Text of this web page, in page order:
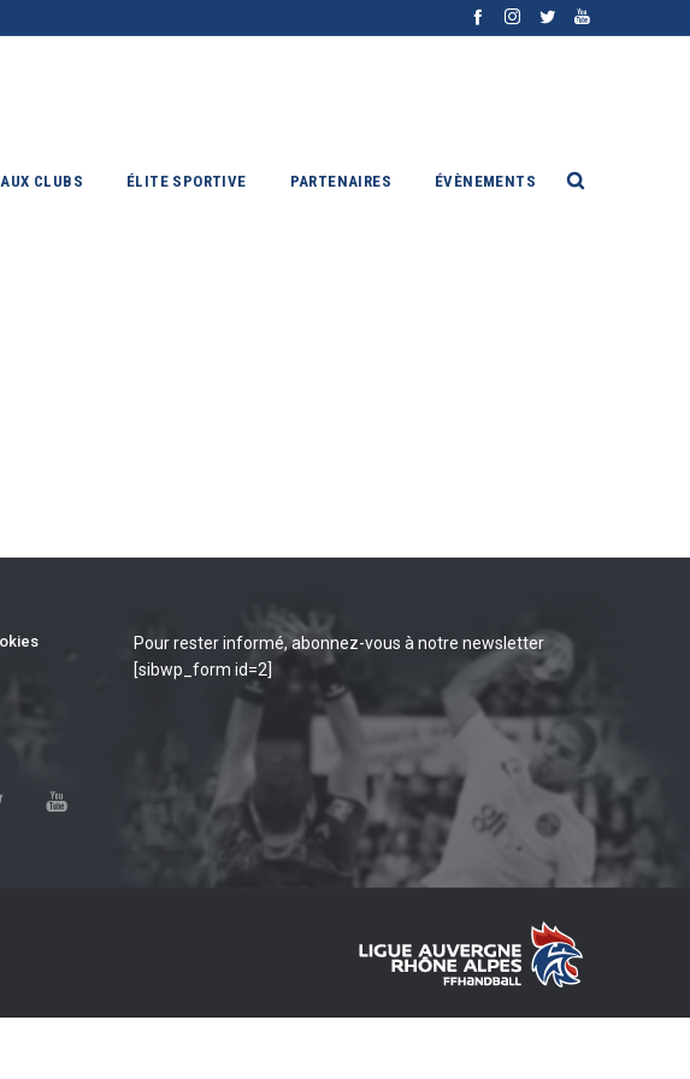
CLUBS ÉLITE SPORTIVE PARTENAIRES ÉVÈNEMENTS
Pour rester informé, abonnez-vous à notre newsletter
[sibwp_form id=2]